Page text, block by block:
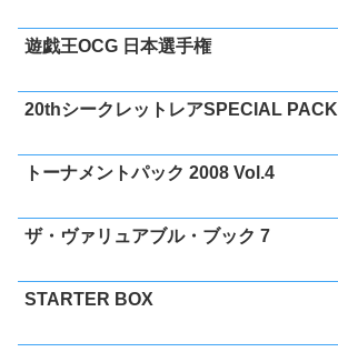
遊戯王OCG 日本選手権
20thシークレットレアSPECIAL PACK
トーナメントパック 2008 Vol.4
ザ・ヴァリュアブル・ブック 7
STARTER BOX